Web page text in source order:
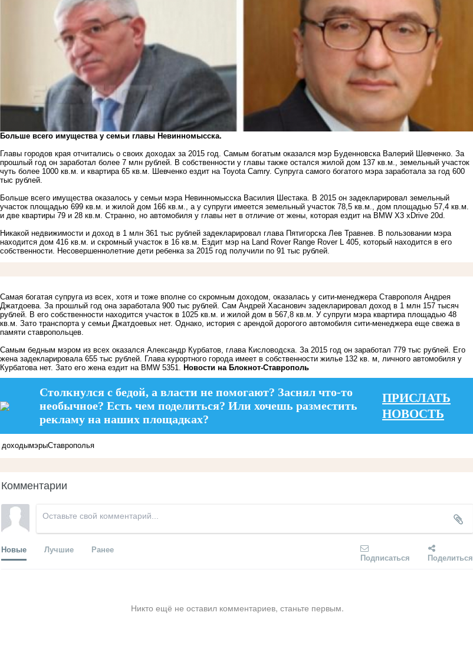
Больше всего имущества у семьи главы Невинномысска.
Главы городов края отчитались о своих доходах за 2015 год. Самым богатым оказался мэр Буденновска Валерий Шевченко. За
прошлый год он заработал более 7 млн рублей. В собственности у главы также остался жилой дом 137 кв.м., земельный участок
чуть более 1000 кв.м. и квартира 65 кв.м. Шевченко ездит на Toyota Camry. Супруга самого богатого мэра заработала за год 600
тыс рублей.
Больше всего имущества оказалось у семьи мэра Невинномысска Василия Шестака. В 2015 он задекларировал земельный
участок площадью 699 кв.м. и жилой дом 166 кв.м., а у супруги имеется земельный участок 78,5 кв.м., дом площадью 57,4 кв.м.
и две квартиры 79 и 28 кв.м. Странно, но автомобиля у главы нет в отличие от жены, которая ездит на BMW X3 xDrive 20d.
Никакой недвижимости и доход в 1 млн 361 тыс рублей задекларировал глава Пятигорска Лев Травнев. В пользовании мэра
находится дом 416 кв.м. и скромный участок в 16 кв.м. Ездит мэр на Land Rover Range Rover L 405, который находится в его
собственности. Несовершеннолетние дети ребенка за 2015 год получили по 91 тыс рублей.
Самая богатая супруга из всех, хотя и тоже вполне со скромным доходом, оказалась у сити-менеджера Ставрополя Андрея
Джатдоева. За прошлый год она заработала 900 тыс рублей. Сам Андрей Хасанович задекларировал доход в 1 млн 157 тысяч
рублей. В его собственности находится участок в 1025 кв.м. и жилой дом в 567,8 кв.м. У супруги мэра квартира площадью 48
кв.м. Зато транспорта у семьи Джатдоевых нет. Однако, история с арендой дорогого автомобиля сити-менеджераеще свежа в
памяти ставропольцев.
Самым бедным мэром из всех оказался Александр Курбатов, глава Кисловодска. За 2015 год он заработал 779 тыс рублей. Его
жена задекларировала 655 тыс рублей. Глава курортного города имеет в собственности жилье 132 кв. м, личного автомобиля у
Курбатова нет. Зато его жена ездит на BMW 5351. Новости на Блoкнoт-Ставрополь
Столкнулся с бедой, а власти не помогают? Заснял что-то
необычное? Есть чем поделиться? Или хочешь разместить
рекламу на наших площадках?
ПРИСЛАТЬ
НОВОСТЬ
доходымэрыСтаврополья
Комментарии
Новые Лучшие Ранее
Подписаться Поделиться
Никто ещё не оставил комментариев, станьте первым.